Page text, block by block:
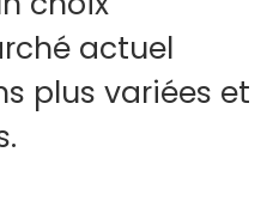
montage sur cadre
actuel
plus variées et